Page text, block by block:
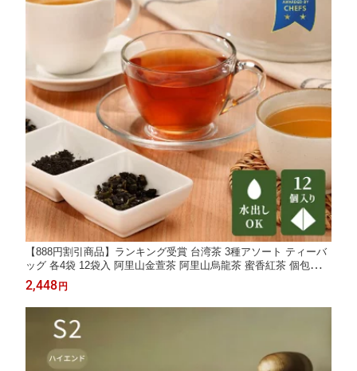
【888円割引商品】ランキング受賞 台湾茶 3種アソート ティーバ
ッグ 各4袋 12袋入 阿里山金萱茶 阿里山烏龍茶 蜜香紅茶 個包装
お茶 茶葉 ウーロン茶 烏龍茶 紅茶 無添加 水出し パケ買い おしゃ
れ デザイン【山和院茶職人】【台湾直送】
2,448 円